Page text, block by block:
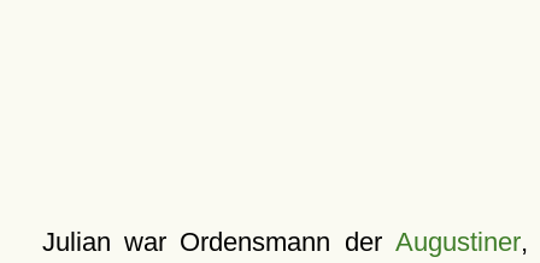
Julian war Ordensmann der Augustiner,